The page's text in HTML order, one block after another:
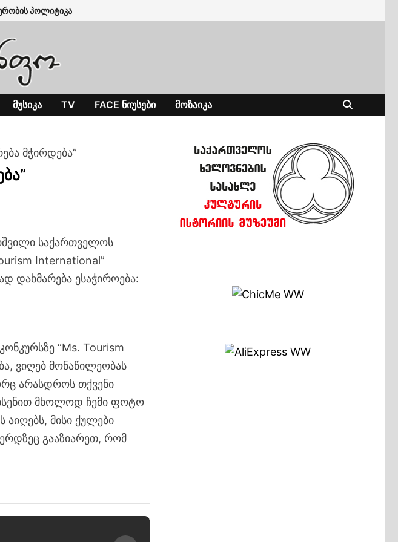
პოლიტიკა
ᲛᲣᲡᲘᲙᲐ TV FACE ᲜᲘᲣᲡᲔᲑᲘ ᲛᲝᲖᲐᲘᲙᲐ
მჭირდება”
საქართველოს
International”
დახმარება ესაჭიროება:
“Ms. Tourism
ვიღებ მონაწილეობას
არასდროს თქვენი
მხოლოდ ჩემი ფოტო
აიღებს, მისი ქულები
გააზიარეთ, რომ